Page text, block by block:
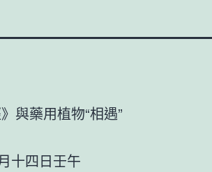
與藥用植物“相遇”
十四日壬午